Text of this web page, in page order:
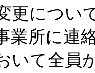
更につ
業所に連
いて全員